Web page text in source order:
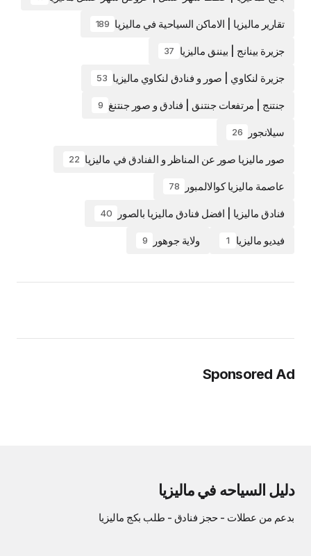
تقارير ماليزيا | الاماكن السياحية في ماليزيا 189
جزيرة بينانج | بيننق ماليزيا 37
جزيرة لنكاوي | صور و فنادق لنكاوي ماليزيا 53
جنتنج | مرتفعات جنتنق | فنادق و صور جنتنغ 9
سيلانجور 26
صور ماليزيا صور عن المناظر و الفنادق في ماليزيا 22
عاصمة ماليزيا كوالالمبور 78
فنادق ماليزيا | افضل فنادق ماليزيا بالصور 40
فيديو ماليزيا 1 ولاية جوهور 9
Sponsored Ad
دليل السياحه في ماليزيا
بدعم من عطلات -حجز فنادق - طلب بكج ماليزيا